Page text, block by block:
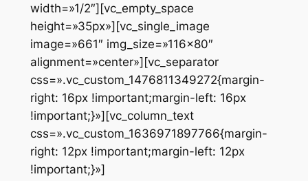
width=»1/2″][vc_empty_space
height=»35px»][vc_single_image
image=»661″ img_size=»116×80″
alignment=»center»][vc_separator
css=».vc_custom_1476811349272{margin-
right: 16px !important;margin-left: 16px
!important;}»][vc_column_text
css=».vc_custom_1636971897766{margin-
right: 12px !important;margin-left: 12px
!important;}»]